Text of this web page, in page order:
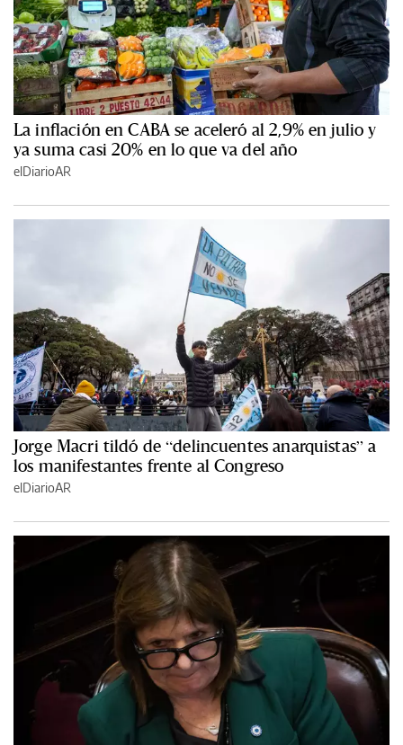
La inflación en CABA se aceleró al 2,9% en julio y
ya suma casi 20% en lo que va del año
elDiarioAR
Jorge Macri tildó de “delincuentes anarquistas” a
los manifestantes frente al Congreso
elDiarioAR